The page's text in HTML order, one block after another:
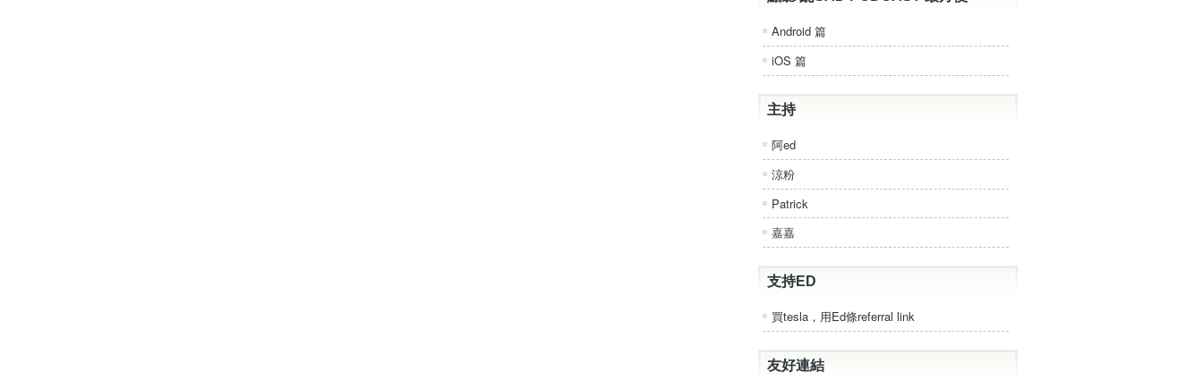
Android 篇
iOS 篇
主持
阿ed
涼粉
Patrick
嘉嘉
支持ED
買tesla，用Ed條referral link
友好連結